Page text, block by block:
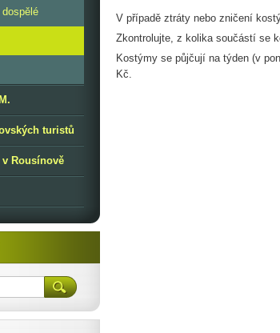
V případě ztráty nebo zničení
Zkontrolujte, z kolika součástí se
Kostýmy se půjčují na týden (v
Kč.
turistů
Rousínově